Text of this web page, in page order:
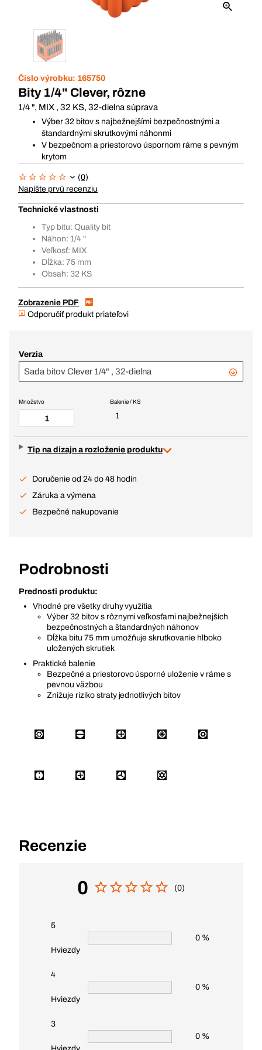
Číslo výrobku: 165750
Bity 1/4" Clever, rôzne
1/4 ", MIX , 32 KS, 32-dielna súprava
Výber 32 bitov s najbežnejšími bezpečnostnými a
štandardnými skrutkovými náhonmi
V bezpečnom a priestorovo úspornom ráme s pevným
krytom
(0)
Napíšte prvú recenziu
Technické vlastnosti
Typ bitu: Quality bit
Náhon: 1/4 "
Veľkosť: MIX
Dĺžka: 75 mm
Obsah: 32 KS
Zobrazenie PDF
Odporučiť produkt priateľovi
Verzia
Sada bitov Clever 1/4" , 32-dielna
Balenie / KS
1
Množstvo
Tip na dizajn a rozloženie produktu
Doručenie od 24 do 48 hodín
Záruka a výmena
Bezpečné nakupovanie
Podrobnosti
Prednosti produktu:
Vhodné pre všetky druhy využitia
Výber 32 bitov s rôznymi veľkosťami najbežnejších
bezpečnostných a štandardných náhonov
Dĺžka bitu 75 mm umožňuje skrutkovanie hlboko
uložených skrutiek
Praktické balenie
Bezpečné a priestorovo úsporné uloženie v ráme s
pevnou väzbou
Znižuje riziko straty jednotlivých bitov
Recenzie
0 (0)
5
Hviezdy
0 %
4
Hviezdy
0 %
3
0 %